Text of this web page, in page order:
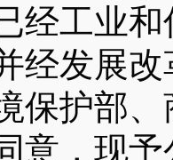
经工业
经发展
保护部
意，现